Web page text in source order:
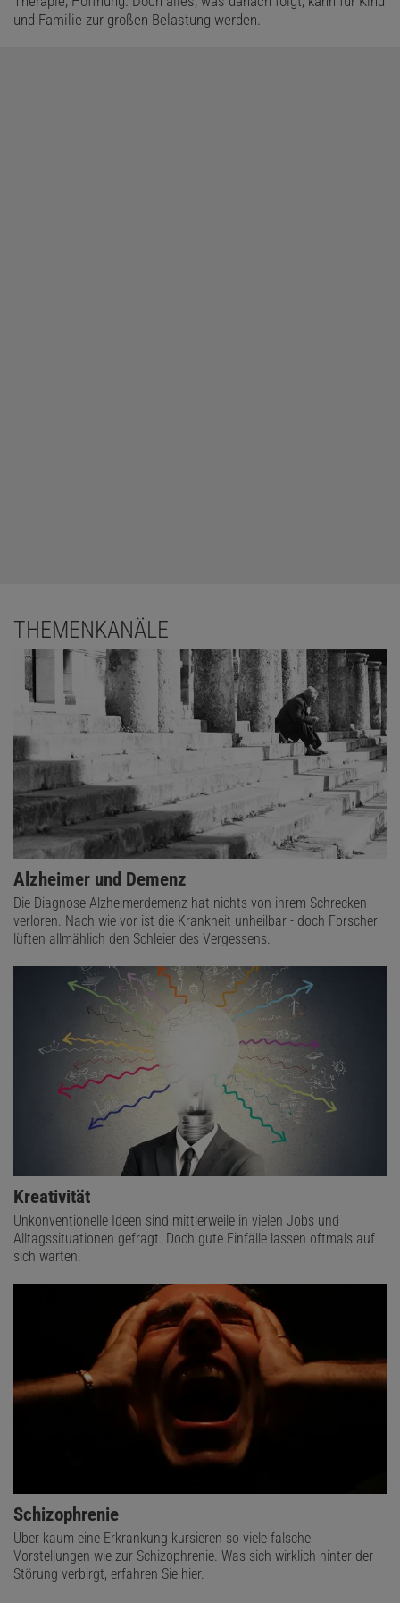
und Familie zur großen Belastung werden.
THEMENKANÄLE
Alzheimer und Demenz
Die Diagnose Alzheimerdemenz hat nichts von ihrem Schrecken
verloren. Nach wie vor ist die Krankheit unheilbar - doch Forscher
lüften allmählich den Schleier des Vergessens.
Kreativität
Unkonventionelle Ideen sind mittlerweile in vielen Jobs und
Alltagssituationen gefragt. Doch gute Einfälle lassen oftmals auf
sich warten.
Schizophrenie
Über kaum eine Erkrankung kursieren so viele falsche
Vorstellungen wie zur Schizophrenie. Was sich wirklich hinter der
Störung verbirgt, erfahren Sie hier.